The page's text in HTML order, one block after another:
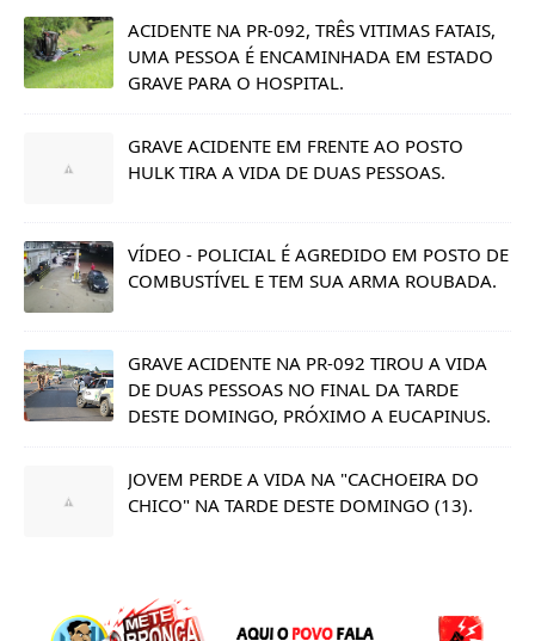
ACIDENTE NA PR-092, TRÊS VITIMAS FATAIS,
UMA PESSOA É ENCAMINHADA EM ESTADO
GRAVE PARA O HOSPITAL.
GRAVE ACIDENTE EM FRENTE AO POSTO
HULK TIRA A VIDA DE DUAS PESSOAS.
VÍDEO - POLICIAL É AGREDIDO EM POSTO DE
COMBUSTÍVEL E TEM SUA ARMA ROUBADA.
GRAVE ACIDENTE NA PR-092 TIROU A VIDA
DE DUAS PESSOAS NO FINAL DA TARDE
DESTE DOMINGO, PRÓXIMO A EUCAPINUS.
JOVEM PERDE A VIDA NA "CACHOEIRA DO
CHICO" NA TARDE DESTE DOMINGO (13).